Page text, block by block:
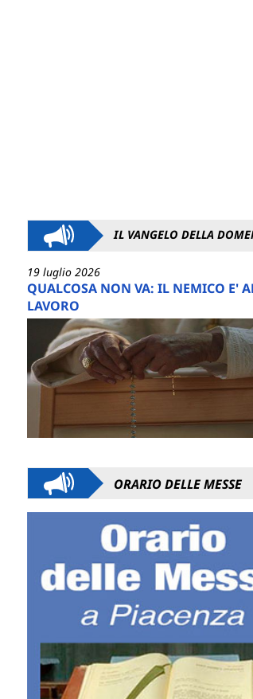
IL VANGELO DELLA
19 luglio 2026
QUALCOSA NON VA: IL NEMICO E'
LAVORO
ORARIO DELLE MESSE